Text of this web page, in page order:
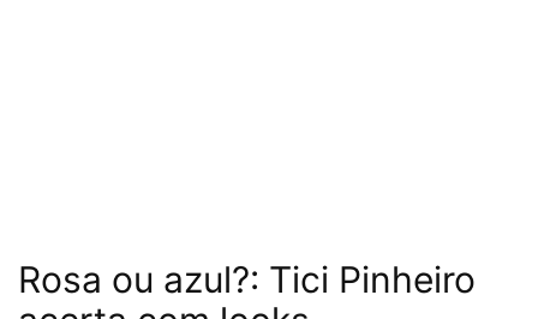
Rosa ou azul?: Tici Pinheiro